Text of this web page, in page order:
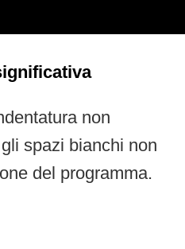
non
spazi bianchi non
del programma.